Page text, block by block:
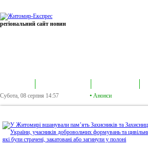
регіональний сайт новин
Субота, 08 серпня 14:57 • Анонси